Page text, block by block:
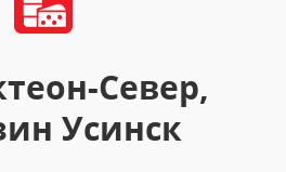
Север,
Усинск